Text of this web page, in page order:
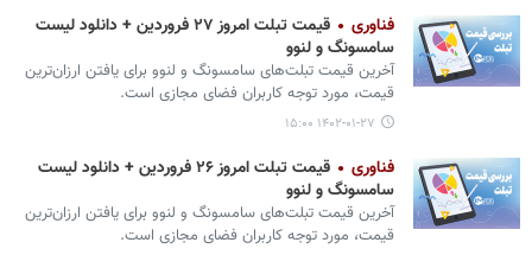
فناوری
قیمت تبلت امروز ۲۷ فروردین + دانلود لیست
سامسونگ و لنوو
آخرین قیمت تبلت‌های سامسونگ و لنوو برای یافتن ارزان‌ترین
قیمت، مورد توجه کاربران فضای مجازی است.
۱۴۰۲-۰۱-۲۷ ۱۵:۰۰
فناوری
قیمت تبلت امروز ۲۶ فروردین + دانلود لیست
سامسونگ و لنوو
آخرین قیمت تبلت‌های سامسونگ و لنوو برای یافتن ارزان‌ترین
قیمت، مورد توجه کاربران فضای مجازی است.